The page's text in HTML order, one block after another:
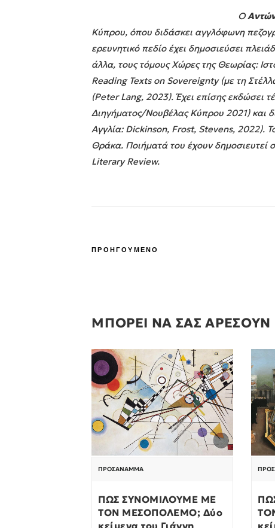
O
Κύπρου, όπου διδάσκει αγγλόφωνη
ερευνητικό πεδίο έχει δημοσιεύσει
άλλα, τους τόμους Χώρες της Θεωρίας:
Reading Texts on Sovereignty (με τη
(Peter Lang, 2023). Έχει επίσης εκδώσει
Διηγήματος/Νουβέλας Κύπρου 2021) και
Αγγλία: Dickinson, Frost, Stevens, 2022).
Θράκα. Ποιήματά του έχουν
Literary Review.
ΠΡΟΗΓΟΥΜΕΝΟ
ΜΠΟΡΕΙ ΝΑ ΣΑΣ ΑΡΕΣΟΥΝ
ΠΡΟΣΆΝΑΜΜΑ
ΠΩΣ ΣΥΝΟΜΙΛΟΥΜΕ ΜΕ
ΤΟΝ ΜΕΣΟΠΟΛΕΜΟ; Δύο
κείμενα του Γιάννη